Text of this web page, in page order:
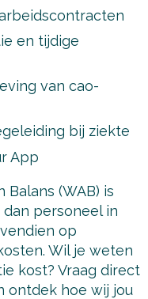
en tijdige
van cao-
bij ziekte
App
(WAB) is
personeel in
op
Wil je weten
kost? Vraag direct
ontdek hoe wij jou